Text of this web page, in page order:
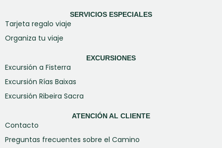
SERVICIOS ESPECIALES
Tarjeta regalo viaje
Organiza tu viaje
EXCURSIONES
Excursión a Fisterra
Excursión Rías Baixas
Excursión Ribeira Sacra
ATENCIÓN AL CLIENTE
Contacto
Preguntas frecuentes sobre el Camino